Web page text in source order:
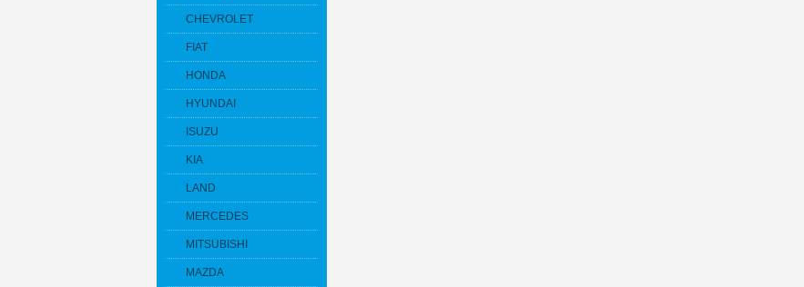
CHEVROLET
FIAT
HONDA
HYUNDAI
ISUZU
KIA
LAND
MERCEDES
MITSUBISHI
MAZDA